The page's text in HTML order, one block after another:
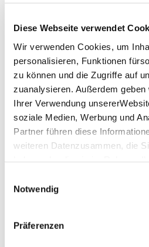
Diese Webseite verwendet
Wir verwenden Cookies, um
personalisieren, Funktionen
zu können und die Zugriffe auf
zuanalysieren. Außerdem
Ihrer Verwendung
soziale Medien, Werbung und
Partner führen diese
weiteren Datenzusammen, die
Impressum
Notwendig
Präferenzen
Neckarstr. 209
70190 Stuttgart
Telefon:+49(0)711/166660
Website: www.hotel-
Planen Sie Ihre Anreise
Verkehrs- und
Deutsche Bahn AG
Google Maps